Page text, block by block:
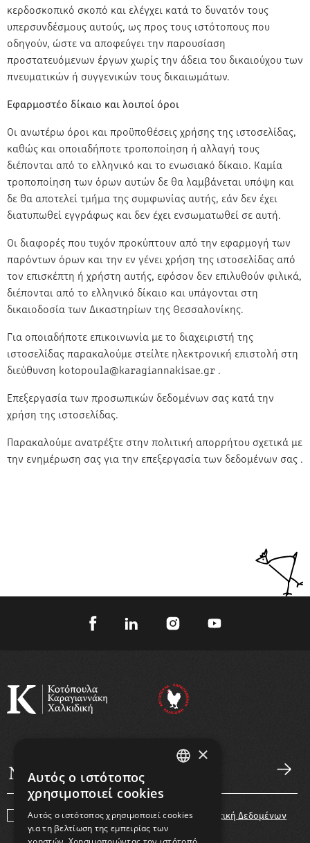
κερδοσκοπικό σκοπό και ελέγχει κατά το δυνατόν τους
υπερσυνδέσμους αυτούς, ως προς τους ιστότοπους που
οδηγούν, ώστε να αποφεύγει την παρουσίαση
προστατευόμενων έργων χωρίς την άδεια του δικαιούχου των
πνευματικών ή συγγενικών τους δικαιωμάτων.
Εφαρμοστέο δίκαιο και λοιποί όροι
Οι ανωτέρω όροι και προϋποθέσεις χρήσης της ιστοσελίδας,
καθώς και οποιαδήποτε τροποποίηση ή αλλαγή τους
διέπονται από το ελληνικό και το ενωσιακό δίκαιο. Καμία
τροποποίηση των όρων αυτών δε θα λαμβάνεται υπόψη και
δε θα αποτελεί τμήμα της συμφωνίας αυτής, εάν δεν έχει
διατυπωθεί εγγράφως και δεν έχει ενσωματωθεί σε αυτή.
Οι διαφορές που τυχόν προκύπτουν από την εφαρμογή των
παρόντων όρων και την εν γένει χρήση της ιστοσελίδας από
τον επισκέπτη ή χρήστη αυτής, εφόσον δεν επιλυθούν φιλικά,
διέπονται από το ελληνικό δίκαιο και υπάγονται στη
δικαιοδοσία των Δικαστηρίων της Θεσσαλονίκης.
Για οποιαδήποτε επικοινωνία με το διαχειριστή της
ιστοσελίδας παρακαλούμε στείλτε ηλεκτρονική επιστολή στη
διεύθυνση kotopoula@karagiannakisae.gr .
Επεξεργασία των προσωπικών δεδομένων σας κατά την
χρήση της ιστοσελίδας.
Παρακαλούμε ανατρέξτε στην πολιτική απορρήτου σχετικά με
την ενημέρωση σας για την επεξεργασία των δεδομένων σας .
Συμφωνώ με τους Όρους Χρήσηςκαι την Πολιτική Δεδομένων
×
Αυτός ο ιστότοπος
χρησιμοποιεί cookies
Αυτός ο ιστότοπος χρησιμοποιεί cookies
για τη βελτίωση της εμπειρίας των